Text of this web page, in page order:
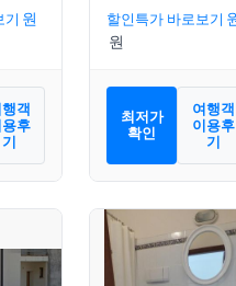
기
객
후
기
할인특가 바로보기
최저가
확인
여행객
이용후
기